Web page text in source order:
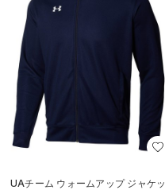
UAチーム ウォームアップ ジャケッ